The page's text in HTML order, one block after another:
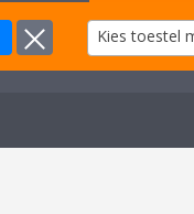
Kies toestel